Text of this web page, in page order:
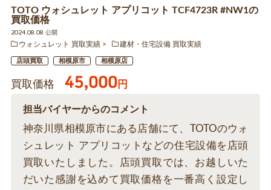
TOTO ウォシュレット アプリコット TCF4723R #NW1の
買取価格
2024.08.08 公開
ウォシュレット 買取実績
建材・住宅設備 買取実績
店頭買取 相模原市 相模原店
買取価格 45,000円
担当バイヤーからのコメント
神奈川県相模原市にある店舗にて、TOTOのウォ
シュレット アプリコットなどの住宅設備を店頭
買取いたしました。店頭買取では、お越しいた
だいた感謝を込めて買取価格を一番高く設定し